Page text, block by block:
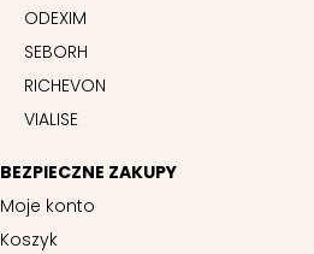
ODEXIM
SEBORH
RICHEVON
VIALISE
BEZPIECZNE ZAKUPY
Moje konto
Koszyk